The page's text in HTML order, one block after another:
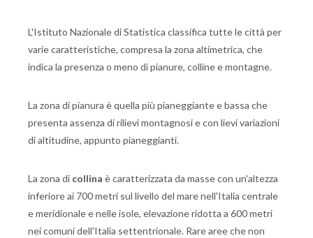
L'Istituto Nazionale di Statistica classifica tutte le città per
varie caratteristiche, compresa la zona altimetrica, che
indica la presenza o meno di pianure, colline e montagne.
La zona di pianura è quella più pianeggiante e bassa che
presenta assenza di rilievi montagnosi e con lievi variazioni
di altitudine, appunto pianeggianti.
La zona di collina è caratterizzata da masse con un'altezza
inferiore ai 700 metri sul livello del mare nell'Italia centrale
e meridionale e nelle isole, elevazione ridotta a 600 metri
nei comuni dell'Italia settentrionale. Rare aree che non